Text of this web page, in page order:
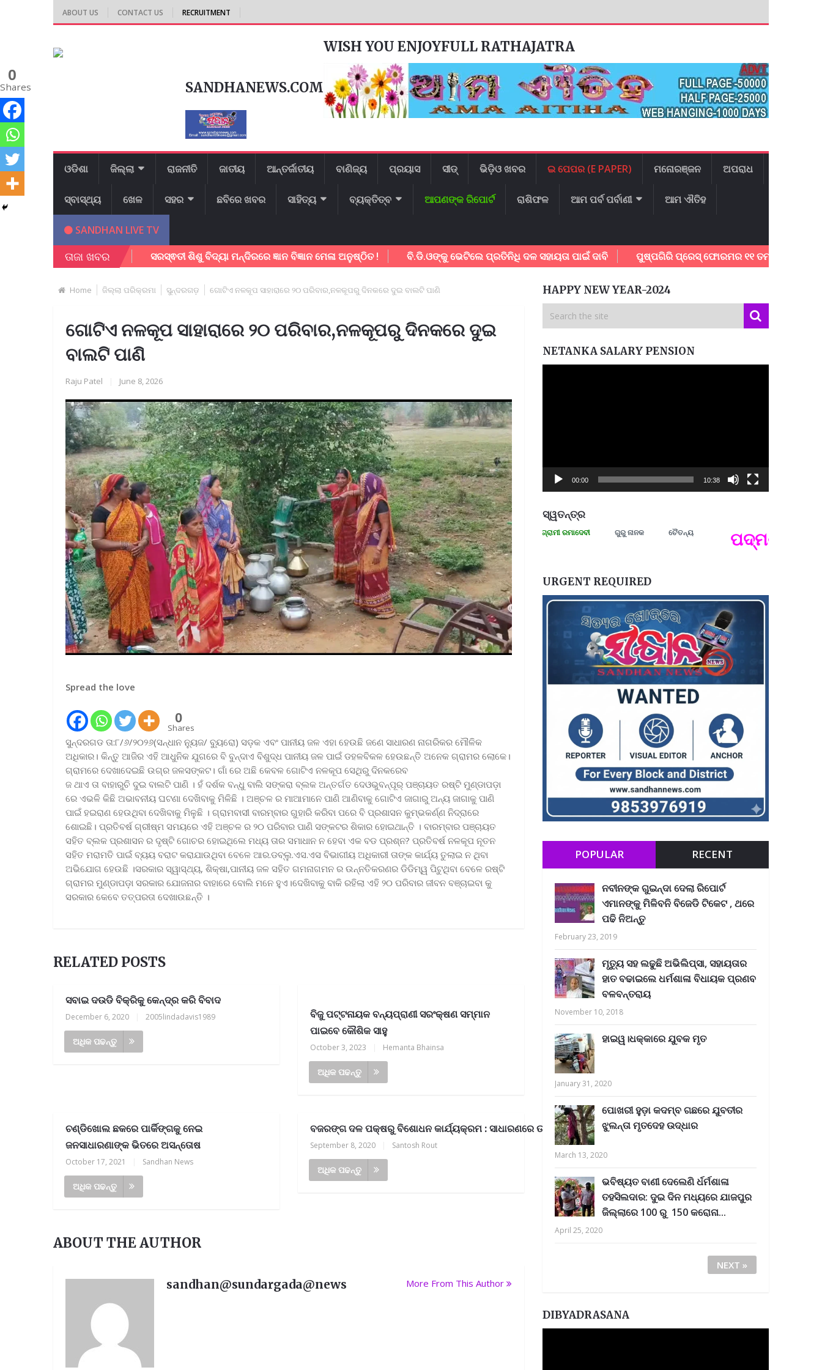
ABOUT US CONTACT US RECRUITMENT
WISH YOU ENJOYFULL RATHAJATRA
SANDHANEWS.COM
ଓଡିଶା ଜିଲ୍ଲା ରାଜନୀତି ଜାତୀୟ ଆନ୍ତର୍ଜାତୀୟ ବାଣିଜ୍ୟ ପ୍ରୟାସ ସୀଡ୍ ଭିଡ଼ିଓ ଖବର ଇ ପେପର (E PAPER) ମନୋରଞ୍ଜନ ଅପରାଧ
ସ୍ବାସ୍ଥ୍ୟ ଖେଳ ସହର ଛବିରେ ଖବର ସାହିତ୍ୟ ବ୍ୟକ୍ତିତ୍ବ ଆପଣଙ୍କ ରିପୋର୍ଟ ରାଶିଫଳ ଆମ ପର୍ବ ପର୍ବାଣୀ ଆମ ଐତିହ
SANDHAN LIVE TV
ତାଜା ଖବର
ଡାଉନ ଲୋଡ କରନ୍ତୁ ସରସ୍ଵତୀ ଶିଶୁ ବିଦ୍ୟା ମନ୍ଦିରରେ ଜ୍ଞାନ ବିଜ୍ଞାନ ମେଳା ଅନୁଷ୍ଠିତ ! ବି.ଡି.ଓଙ୍କୁ ଭେଟିଲେ ପ୍ରତିନିଧି ଦଳ ସହାୟତା ପାଇଁ ଦାବି ପୁଷ୍ପଗିରି ପ୍ରେସ୍ ଫୋରମର ୧୧ ତମ ବାର୍ଷିକ ଉତ୍ସବ
Home ଜିଲ୍ଲା ପରିକ୍ରମା ସୁନ୍ଦରଗଡ଼ ଗୋଟିଏ ନଳକୂପ ସାହାରାରେ ୨୦ ପରିବାର,ନଳକୂପରୁ ଦିନକରେ ଦୁଇ ବାଲଟି ପାଣି
ଗୋଟିଏ ନଳକୂପ ସାହାରାରେ ୨୦ ପରିବାର,ନଳକୂପରୁ ଦିନକରେ ଦୁଇ
ବାଲଟି ପାଣି
Raju Patel June 8, 2026
Spread the love
0
Shares
ସୁନ୍ଦରଗଡ ତା:୮/୬/୨୦୨୬(ସନ୍ଧାନ ନ୍ୟୁଜ/ ବ୍ୟୁରୋ) ସଡ଼କ ଏବଂ ପାନୀୟ ଜଳ ଏହା ହେଉଛି ଜଣେ ସାଧାରଣ ନାଗରିକର ମୌଳିକ
ଅଧିକାର। କିନ୍ତୁ ଆଜିର ଏହି ଆଧୁନିକ ଯୁଗରେ ବି ବୁନ୍ଦାଏ ବିଶୁଦ୍ଧ ପାନୀୟ ଜଳ ପାଇଁ ଡହଳବିକଳ ହେଉଛନ୍ତି ଅନେକ ଗ୍ରାମର ଲୋକେ।
ଗ୍ରାମରେ ଦେଖାଦେଇଛି ଉଗ୍ର ଜଳସଙ୍କଟ। ଗାଁ ରେ ଅଛି କେବଳ ଗୋଟିଏ ନଳକୂପ ସେଥିରୁ ଦିନକରେବ
ଜ ଥାଏ ତା ବାହାରୁଚି ଦୁଇ ବାଲଟି ପାଣି । ହଁ ଦର୍ଶକ ବନ୍ଧୁ ବାଲି ସଙ୍କରା ବ୍ଲକ ଅନ୍ତର୍ଗତ ଦେଓଭୁବନ୍ପୂର୍ ପଞ୍ଚାୟତ ରଷ୍ଟି ମୁଣ୍ଡାପଡ଼ା
ରେ ଏଭଳି କିଛି ଅଭାବନୀୟ ଘଟଣା ଦେଖିବାକୁ ମିଳିଛି । ଅଞ୍ଚଳ ର ମାଆମାନେ ପାଣି ଆଣିବାକୁ ଗୋଟିଏ ଜାଗାରୁ ଅନ୍ୟ ଜାଗାକୁ ପାଣି
ପାଇଁ ହଇରାଣ ହେଉଥିବା ଦେଖିବାକୁ ମିଳୁଛି । ଗ୍ରାମବାସୀ ବାରମ୍ବାର ଗୁହାରି କରିବା ପରେ ବି ପ୍ରଶାସନ କୁମ୍ଭକର୍ଣ୍ଣ ନିଦ୍ରାରେ
ଶୋଇଛି। ପ୍ରତିବର୍ଷ ଗ୍ରୀଷ୍ମ ସମୟରେ ଏହି ଅଞ୍ଚଳ ର ୨୦ ପରିବାର ପାଣି ସଙ୍କଟର ଶିକାର ହୋଇଥାନ୍ତି । ବାରମ୍ବାର ପଞ୍ଚାୟତ
ସହିତ ବ୍ଲକ ପ୍ରଶାସନ ର ଦୃଷ୍ଟି ଗୋଚର ହୋଇଥିଲେ ମଧ୍ୟ ତାର ସମାଧାନ ନ ହେବା ଏକ ବଡ ପ୍ରଶ୍ନ? ପ୍ରତିବର୍ଷ ନଳକୂପ ନୂତନ
ସହିତ ମରାମତି ପାଇଁ ବ୍ୟୟ ବରାଟ କରାଯାଉଥିବା ବେଳେ ଆର.ଡବ୍ଲୁ.ଏସ.ଏସ ବିଭାଗୀୟ ଅଧିକାରୀ ତାଙ୍କ କାର୍ଯ୍ୟ ତୁଲାଇ ନ ଥିବା
ଅଭିଯୋଗ ହେଉଛି ।ସରକାର ସ୍ୱାସ୍ଥ୍ୟ, ଶିକ୍ଷା,ପାନୀୟ ଜଳ ସହିତ ଗମନାଗମନ ର ଉନ୍ନତିକରଣର ଡିଡିମ୍ୱ ପିଟୁଥିବା ବେଳେ ରଷ୍ଟି
ଗ୍ରାମର ମୁଣ୍ଡାପଡ଼ା ସରକାର ଯୋଜନାର ବାହାରେ ବୋଲି ମନେ ହୁଏ।ଦେଖିବାକୁ ବାକି ରହିଲା ଏହି ୨୦ ପରିବାର ଜୀବନ ବଞ୍ଚାଇବା କୁ
ସରକାର କେବେ ତତ୍ପରତା ଦେଖାଉଛନ୍ତି ।
0
Shares
RELATED POSTS
ସବାଇ ଦଉଡି ବିକ୍ରିକୁ କେନ୍ଦ୍ର କରି ବିବାଦ
December 6, 2020 2005lindadavis1989
ଅଧିକ ପଢନ୍ତୁ
ବିଜୁ ପଟ୍ଟନାୟକ ବନ୍ୟପ୍ରାଣୀ ସରଂକ୍ଷଣ ସମ୍ମାନ
ପାଇବେ କୌଶିକ ସାହୁ
October 3, 2023 Hemanta Bhainsa
ଅଧିକ ପଢନ୍ତୁ
ଚଣ୍ଡିଖୋଲ ଛକରେ ପାର୍କିଙ୍ଗକୁ ନେଇ
ଜନସାଧାରଣାଙ୍କ ଭିତରେ ଅସନ୍ତୋଷ
October 17, 2021 Sandhan News
ଅଧିକ ପଢନ୍ତୁ
ବଜରଙ୍ଗ ଦଳ ପକ୍ଷରୁ ବିଶୋଧନ କାର୍ଯ୍ୟକ୍ରମ : ସାଧାରଣରେ ଉଚ୍ଚ ପ୍ରଶଂସା
September 8, 2020 Santosh Rout
ଅଧିକ ପଢନ୍ତୁ
ABOUT THE AUTHOR
sandhan@sundargada@news More From This Author
HAPPY NEW YEAR-2024
NETANKA SALARY PENSION
00:00 10:38
ସ୍ୱତନ୍ତ୍ର
ମନେ ପଡନ୍ତି: ସ୍ୱାଧୀନତା ସଂଗ୍ରାମୀ ରମାଦେବୀ ଗୁରୁ ନାନକ ଚୈତନ୍ୟ ପଦ୍ମଶ୍ରୀ
URGENT REQUIRED
POPULAR RECENT
ନବୀନଙ୍କ ଗୁଇନ୍ଦା ଦେଲା ରିପୋର୍ଟ
ଏମାନଙ୍କୁ ମିଳିବନି ବିଜେଡି ଟିକେଟ , ଥରେ
ପଢି ନିଅନ୍ତୁ
February 23, 2019
ମୃତ୍ୟୁ ସହ ଲଢୁଛି ଅଭିଲିପ୍ସା, ସହାୟତାର
ହାତ ବଢାଇଲେ ଧର୍ମଶାଳା ବିଧାୟକ ପ୍ରଣବ
ବଳବନ୍ତରାୟ
November 10, 2018
ହାଇୱ।ଧକ୍କାରେ ଯୁବକ ମୃତ
January 31, 2020
ପୋଖରୀ ହୁଡ଼ା କଦମ୍ବ ଗଛରେ ଯୁବତୀର
ଝୁଲନ୍ତା ମୃତଦେହ ଉଦ୍ଧାର
March 13, 2020
ଭବିଷ୍ୟତ ବାଣୀ ଦେଲେଣି ର୍ଧର୍ମଶାଳା
ତହସିଲଦାର: ଦୁଇ ଦିନ ମଧ୍ୟରେ ଯାଜପୁର
ଜିଲ୍ଲାରେ 100 ରୁ 150 କରୋନା...
April 25, 2020
NEXT »
DIBYADRASANA